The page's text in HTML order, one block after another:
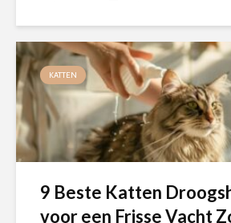
KATTEN
9 Beste Katten
voor een Frisse Vacht